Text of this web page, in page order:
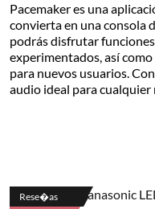
Pacemaker es una
convierta en una consola
podrás disfrutar
experimentados, así
para nuevos usuarios.
audio ideal para
Rese�as